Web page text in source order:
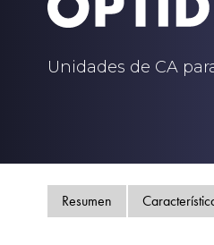
Unidades de CA
Resumen